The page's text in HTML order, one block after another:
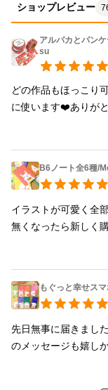
しゃる方におすすめ
利！ 急なシャッター
しづらい、というお
り対応機種が若干異
りです。 iPhone13
12proMAX、12mini
ショップレビュー
アルパカとパン
su
どの作品もほっこり
に使います❤️ありが
B6ノート全6種/
イラストが可愛く全
無くなったら新しく
もぐっと幸せス
先日無事に届きまし
のメッセージも嬉し